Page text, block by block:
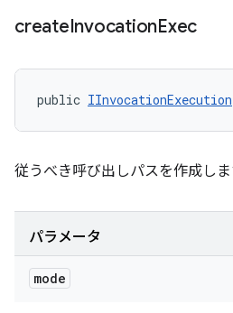
createInvocationExec
public IInvocationExecution
従うべき呼び出しパスを作成しま
パラメータ
mode